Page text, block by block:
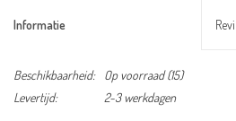
Informatie
Beschikbaarheid: Op voorraad(15)
Levertijd:
2-3 werkdagen